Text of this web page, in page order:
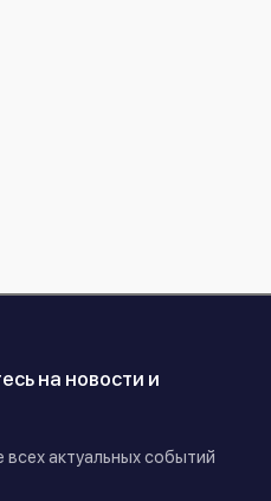
на новости и
всех актуальных событий